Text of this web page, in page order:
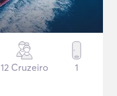
12 Cruzeiro 1